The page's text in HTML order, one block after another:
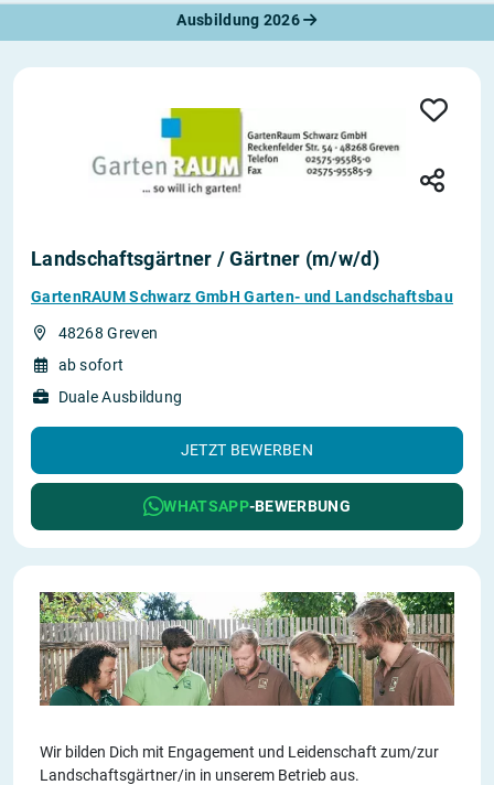
Ausbildung 2026
Landschaftsgärtner / Gärtner (m/w/d)
GartenRAUM Schwarz GmbH Garten- und Landschaftsbau
48268 Greven
ab sofort
Duale Ausbildung
JETZT BEWERBEN
WHATSAPP-BEWERBUNG
Wir bilden Dich mit Engagement und Leidenschaft zum/zur
Landschaftsgärtner/in in unserem Betrieb aus.